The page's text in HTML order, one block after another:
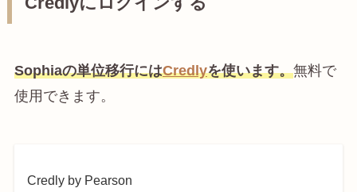
Sophiaの単位移行にはCredlyを使います。無料で
使用できます。
Credly by Pearson